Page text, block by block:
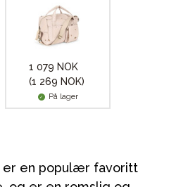
1 079 NOK
(1 269 NOK)
På lager
er en populær favoritt